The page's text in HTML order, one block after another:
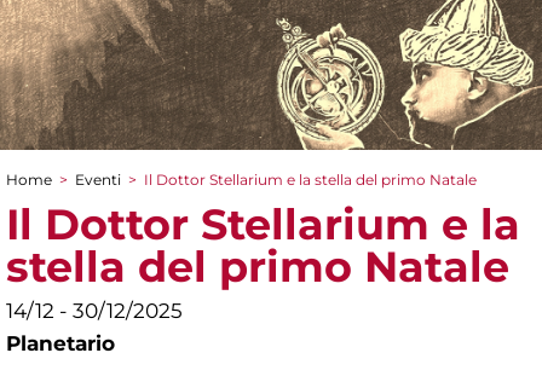
Tu sei qui
Home > Eventi > Il Dottor Stellarium e la stella del primo Natale
Il Dottor Stellarium e la
stella del primo Natale
14/12 - 30/12/2025
Planetario